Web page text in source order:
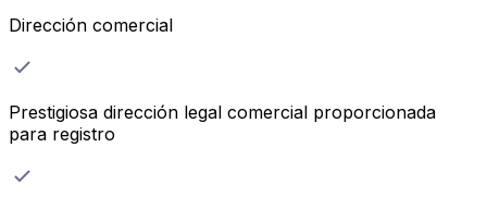
Dirección comercial
Prestigiosa dirección legal comercial proporcionada
para registro